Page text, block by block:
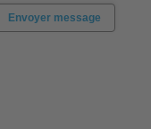
Envoyer message